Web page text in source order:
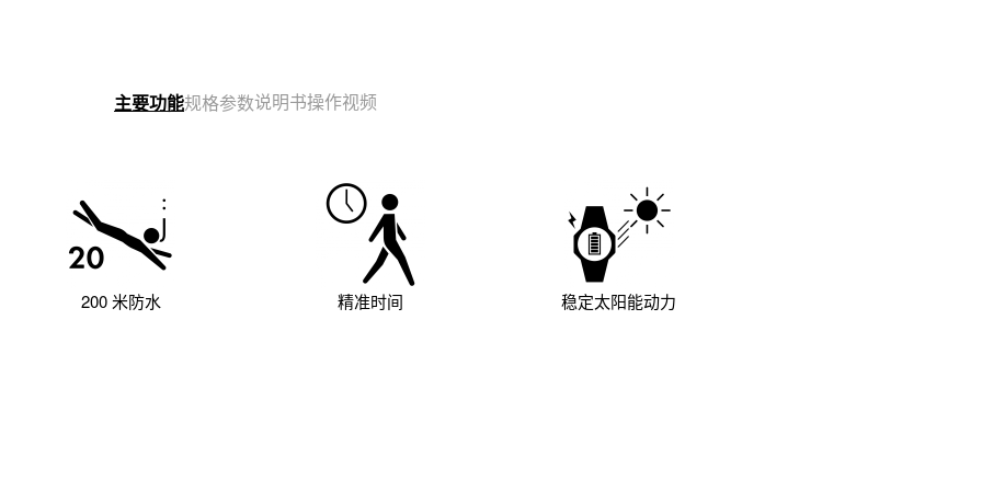
主要功能规格参数说明书操作视频
200 米防水 精准时间 稳定太阳能动力